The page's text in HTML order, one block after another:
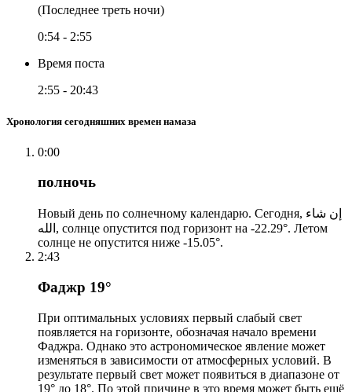
(Последнее треть ночи)
0:54 - 2:55
Время поста
2:55 - 20:43
Хронология сегодняшних времен намаза
0:00
полночь
Новый день по солнечному календарю. Сегодня, إن شاء
الله, солнце опустится под горизонт на -22.29°. Летом
солнце не опустится ниже -15.05°.
2:43
Фаджр 19°
При оптимальных условиях первый слабый свет
появляется на горизонте, обозначая начало времени
Фаджра. Однако это астрономическое явление может
изменяться в зависимости от атмосферных условий. В
результате первый свет может появиться в диапазоне от
19° до 18°. По этой причине в это время может быть ещё